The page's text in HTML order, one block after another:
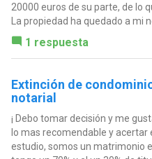
20000 euros de su parte, de lo
La propiedad ha quedado a mi
1 respuesta
Extinción de
notarial
¡ Debo tomar decisión y me
lo mas recomendable y acertar
estudio, somos un matrimonio